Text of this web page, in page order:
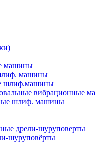
машины
машины
шлиф.машины
вибрационные
шлиф. машины
дрели-шуруповерты
шуруповёрты